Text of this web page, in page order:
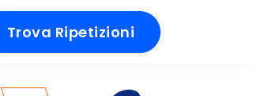
Trova Ripetizioni